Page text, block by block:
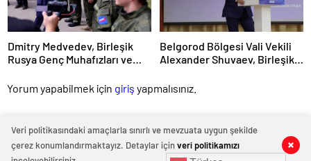
Dmitry Medvedev, Birleşik
Rusya Genç Muhafızları ve
gönüllüleri cephe hatlarına
kadar eşlik etti
Belgorod Bölgesi Vali Vekili
Alexander Shuvaev, Birleşik
sekreterliğine seçildi
Yorum yapabilmek için giriş yapmalısınız.
Veri politikasındaki amaçlarla sınırlı ve mevzuata uygun şekilde
çerez konumlandırmaktayız. Detaylar içinveri politikamızı